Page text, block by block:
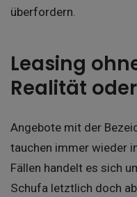
überfordern.
Leasing
Realität
Angebote mit der
tauchen immer wieder
Fällen handelt es sich
Schufa letztlich doch